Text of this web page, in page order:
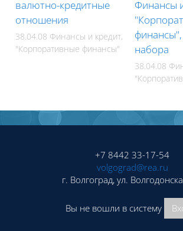
валютно-кредитные
отношения
38.04.08 Финансы и кредит,
"Корпоративные финансы"
Финансы
набора
38.04.08
Блоки
+7 8442 33-17-54
volgograd@rea.ru
г. Волгоград, ул.
Вы не вошли в систему